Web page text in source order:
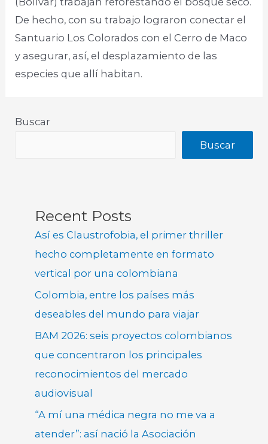
De hecho, con su trabajo lograron conectar el
Santuario Los Colorados con el Cerro de Maco
y asegurar, así, el desplazamiento de las
especies que allí habitan.​
Buscar
Buscar
Recent Posts
Así es Claustrofobia, el primer thriller
hecho completamente en formato
vertical por una colombiana
Colombia, entre los países más
deseables del mundo para viajar
BAM 2026: seis proyectos colombianos
que concentraron los principales
reconocimientos del mercado
audiovisual
“A mí una médica negra no me va a
atender”: así nació la Asociación